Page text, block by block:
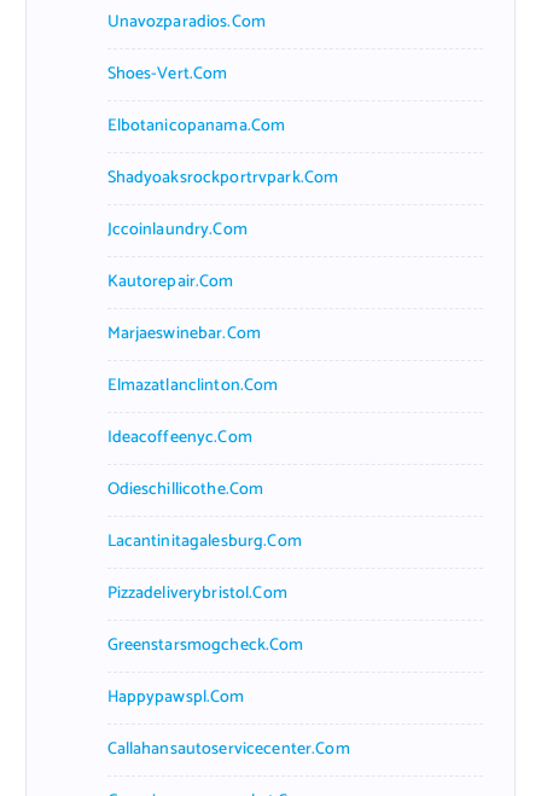
Unavozparadios.com
Shoes-Vert.com
Elbotanicopanama.com
Shadyoaksrockportrvpark.com
Jccoinlaundry.com
Kautorepair.com
Marjaeswinebar.com
Elmazatlanclinton.com
Ideacoffeenyc.com
Odieschillicothe.com
Lacantinitagalesburg.com
Pizzadeliverybristol.com
Greenstarsmogcheck.com
Happypawspl.com
Callahansautoservicecenter.com